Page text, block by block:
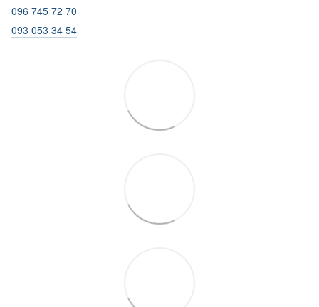
096 745 72 70
093 053 34 54